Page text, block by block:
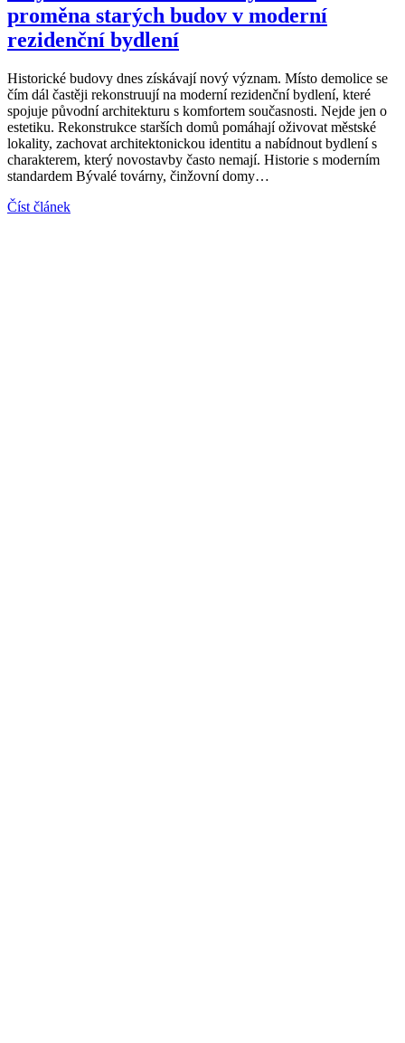
proměna starých budov v moderní
rezidenční bydlení
Historické budovy dnes získávají nový význam. Místo demolice se
čím dál častěji rekonstruují na moderní rezidenční bydlení, které
spojuje původní architekturu s komfortem současnosti. Nejde jen o
estetiku. Rekonstrukce starších domů pomáhají oživovat městské
lokality, zachovat architektonickou identitu a nabídnout bydlení s
charakterem, který novostavby často nemají. Historie s moderním
standardem Bývalé továrny, činžovní domy…
Číst článek